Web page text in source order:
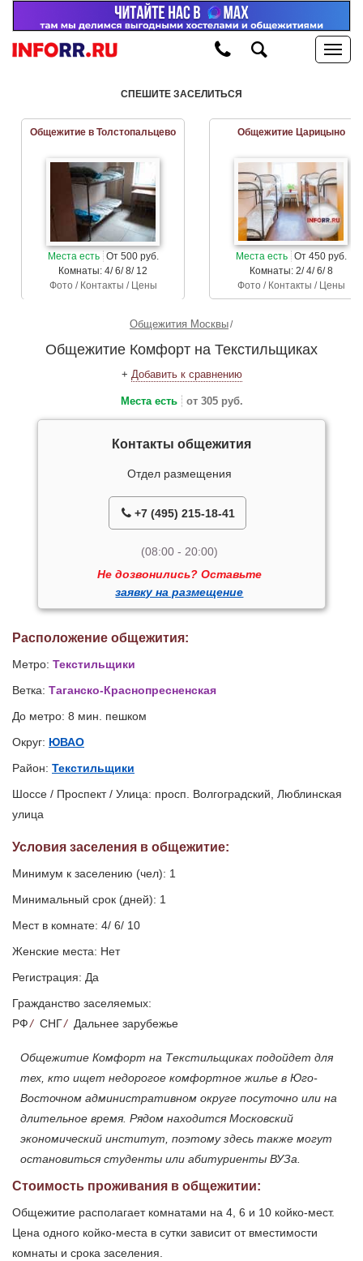
СПЕШИТЕ ЗАСЕЛИТЬСЯ
Общежитие в Толстопальцево
Места есть От 500 руб.
Комнаты: 4/ 6/ 8/ 12
Фото / Контакты / Цены
Общежитие Царицыно
Места есть От 450 руб.
Комнаты: 2/ 4/ 6/ 8
Фото / Контакты / Цены
Общежития Москвы
Общежитие Комфорт на Текстильщиках
+ Добавить к сравнению
Места есть от 305 руб.
Контакты общежития
Отдел размещения
+7 (495) 215-18-41
(08:00 - 20:00)
Не дозвонились? Оставьте
заявку на размещение
Расположение общежития:
Метро: Текстильщики
Ветка: Таганско-Краснопресненская
До метро: 8 мин. пешком
Округ: ЮВАО
Район: Текстильщики
Шоссе / Проспект / Улица: просп. Волгоградский, Люблинская
улица
Условия заселения в общежитие:
Минимум к заселению (чел): 1
Минимальный срок (дней): 1
Мест в комнате: 4/ 6/ 10
Женские места: Нет
Регистрация: Да
Гражданство заселяемых:
РФ/ СНГ/ Дальнее зарубежье
Общежитие Комфорт на Текстильщиках подойдет для
тех, кто ищет недорогое комфортное жилье в Юго-
Восточном административном округе посуточно или на
длительное время. Рядом находится Московский
экономический институт, поэтому здесь также могут
остановиться студенты или абитуриенты ВУЗа.
Стоимость проживания в общежитии:
Общежитие располагает комнатами на 4, 6 и 10 койко-мест.
Цена одного койко-места в сутки зависит от вместимости
комнаты и срока заселения.